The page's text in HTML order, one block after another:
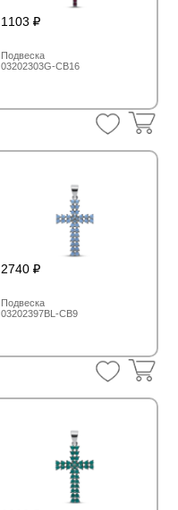
1103
Подвеска
03202303G-CB16
2740
Подвеска
03202397BL-CB9